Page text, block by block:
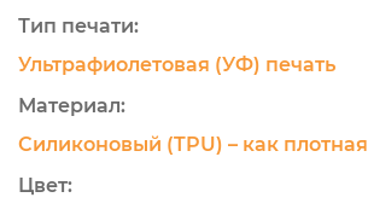
Тип печати:
Ультрафиолетовая (УФ) печать
Материал:
Силиконовый (TPU) – как
Цвет: